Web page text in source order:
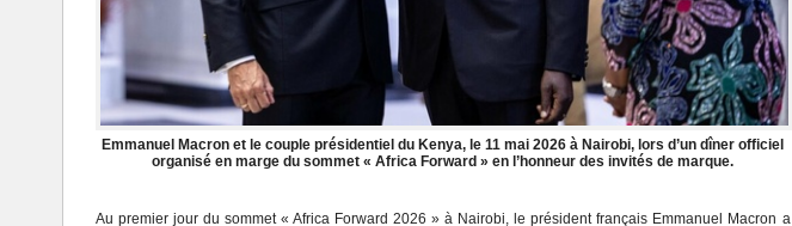
Emmanuel Macron et le couple présidentiel du Kenya, le 11 mai 2026 à Nairobi, lors d’un dîner officiel
organisé en marge du sommet « Africa Forward » en l’honneur des invités de marque.
Au premier jour du sommet « Africa Forward 2026 » à Nairobi, le président français Emmanuel Macron a